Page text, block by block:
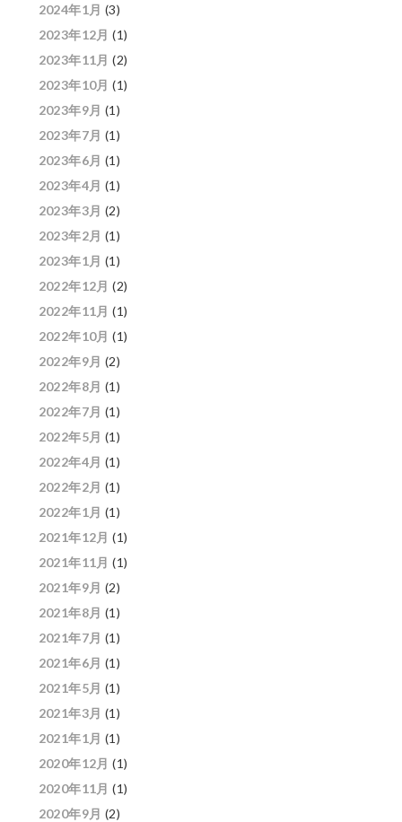
2024年1月 (3)
2023年12月 (1)
2023年11月 (2)
2023年10月 (1)
2023年9月 (1)
2023年7月 (1)
2023年6月 (1)
2023年4月 (1)
2023年3月 (2)
2023年2月 (1)
2023年1月 (1)
2022年12月 (2)
2022年11月 (1)
2022年10月 (1)
2022年9月 (2)
2022年8月 (1)
2022年7月 (1)
2022年5月 (1)
2022年4月 (1)
2022年2月 (1)
2022年1月 (1)
2021年12月 (1)
2021年11月 (1)
2021年9月 (2)
2021年8月 (1)
2021年7月 (1)
2021年6月 (1)
2021年5月 (1)
2021年3月 (1)
2021年1月 (1)
2020年12月 (1)
2020年11月 (1)
2020年9月 (2)